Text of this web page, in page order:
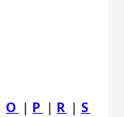
O | P | R | S